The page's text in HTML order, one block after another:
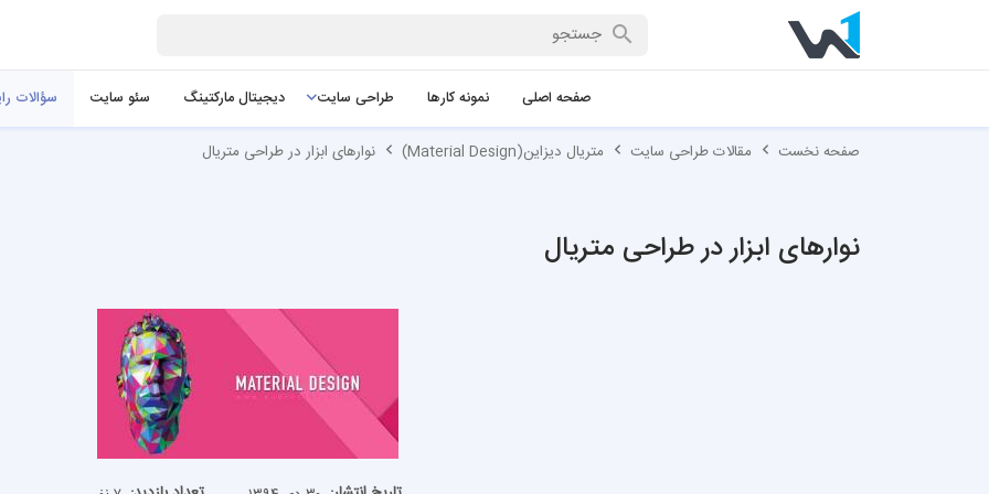
صفحه اصلی نمونه کارها طراحی سایت دیجیتال مارکتینگ سئو سایت سؤالات
صفحه نخست مقالات طراحی سایت متریال دیزاین(Material Design) نوارهای ابزار در طراحی متریال
نوارهای ابزار در طراحی متریال